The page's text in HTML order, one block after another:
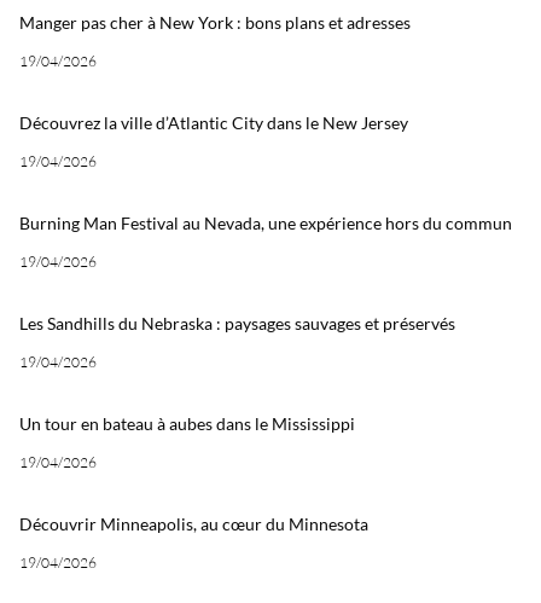
Manger pas cher à New York : bons plans et adresses
19/04/2026
Découvrez la ville d’Atlantic City dans le New Jersey
19/04/2026
Burning Man Festival au Nevada, une expérience hors du commun
19/04/2026
Les Sandhills du Nebraska : paysages sauvages et préservés
19/04/2026
Un tour en bateau à aubes dans le Mississippi
19/04/2026
Découvrir Minneapolis, au cœur du Minnesota
19/04/2026